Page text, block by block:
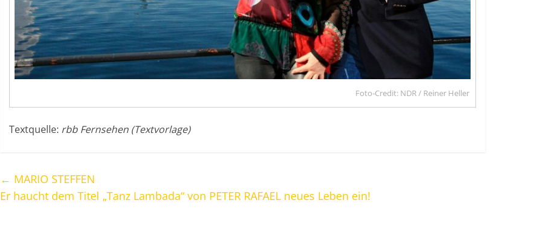
Foto-Credit: NDR / Reiner Heller
Textquelle: rbb Fernsehen (Textvorlage)
← MARIO STEFFEN
Er haucht dem Titel „Tanz Lambada“ von PETER RAFAEL neues Leben ein!